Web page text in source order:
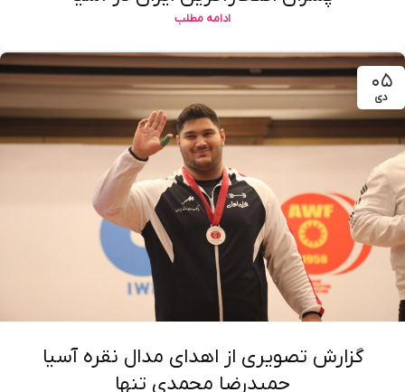
ادامه مطلب
۰۵
دی
گزارش تصویری از اهدای مدال نقره آسیا
حمیدرضا محمدی تنها